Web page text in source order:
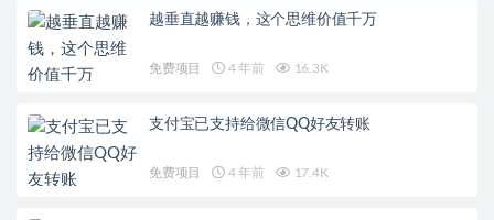
越垂直越赚钱，这个思维价值千万
免费项目 4 年前 16.3K
支付宝已支持给微信QQ好友转账
免费项目 4 年前 17.4K